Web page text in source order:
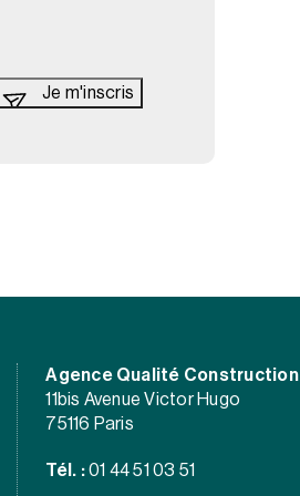
Agence Qualité Construction
11bis Avenue Victor Hugo
75116 Paris
Tél. : 01 44 51 03 51